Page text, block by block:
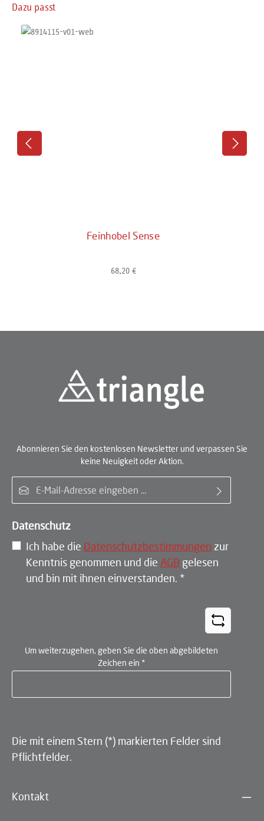
Produktgalerie überspringen
Dazu passt
Feinhobel Sense
Regulärer Preis:
68,20 €
Abonnieren Sie den kostenlosen Newsletter und verpassen Sie
keine Neuigkeit oder Aktion.
Datenschutz
Ich habe die Datenschutzbestimmungen zur
Kenntnis genommen und die AGB gelesen
und bin mit ihnen einverstanden. *
Um weiterzugehen, geben Sie die oben abgebildeten
Zeichen ein *
Die mit einem Stern (*) markierten Felder sind
Pflichtfelder.
Kontakt